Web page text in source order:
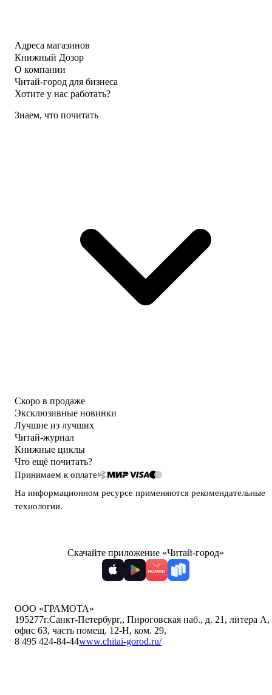
Адреса магазинов
Книжный Дозор
О компании
Читай-город для бизнеса
Хотите у нас работать?
Знаем, что почитать
Скоро в продаже
Эксклюзивные новинки
Лучшие из лучших
Читай-журнал
Книжные циклы
Что ещё почитать?
Принимаем к оплате
На информационном ресурсе применяются рекомендательные
технологии.
Скачайте приложение «Читай-город»
ООО «ГРАМОТА»
195277г.Санкт-Петербург,, Пироговская наб., д. 21, литера А,
офис 63, часть помещ. 12-Н, ком. 29,
8 495 424-84-44www.chitai-gorod.ru/